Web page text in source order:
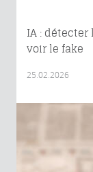
IA :
voir le fake
25.02.2026